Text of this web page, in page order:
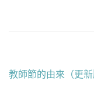
教師節的由來（更新